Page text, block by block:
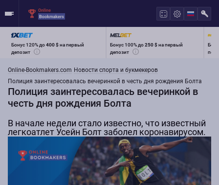
Бонус 120% до400 $на первый
депозит
Бонус 100% до250 $на первый
депозит
Online-Bookmakers.com Новости спорта и букмекеров
Полиция заинтересовалась вечеринкой в честь дня рождения Болта
Полиция заинтересовалась вечеринкой в
честь дня рождения Болта
В начале недели стало известно, что известный
легкоатлет Усейн Болт заболел коронавирусом.